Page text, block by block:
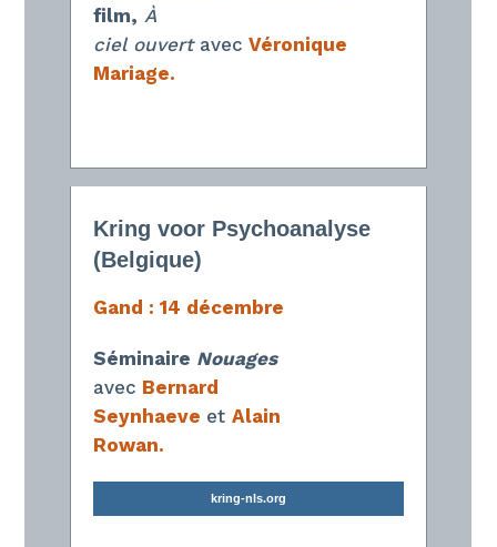
film, À
ciel ouvert avec Véronique
Mariage.
Kring voor Psychoanalyse
(Belgique)
Gand : 14 décembre
Séminaire Nouages
avec Bernard
Seynhaeve et Alain
Rowan.
kring-nls.org